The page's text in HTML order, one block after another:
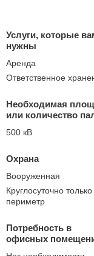
Услуги, которые
нужны
Аренда
Ответственное
Необходимая
или количество
500 кВ
Охрана
Вооруженная
Круглосуточно только
периметр
Потребность в
офисных